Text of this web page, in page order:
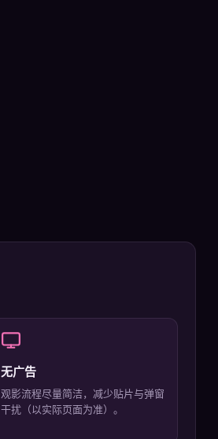
无广告
观影流程尽量简洁，减少贴片与弹窗
干扰（以实际页面为准）。